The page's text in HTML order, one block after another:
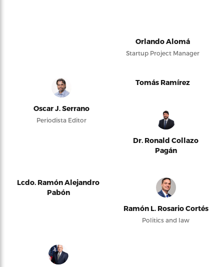
Orlando Alomá
Startup Project Manager
Oscar J. Serrano
Periodista Editor
Tomás Ramírez
Dr. Ronald Collazo
Pagán
Lcdo. Ramón Alejandro
Pabón
Ramón L. Rosario Cortés
Politics and law